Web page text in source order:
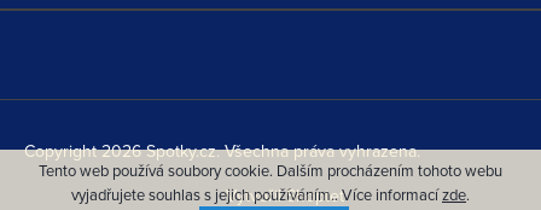
Tento web používá soubory cookie. Dalším procházením tohoto webu
vyjadřujete souhlas s jejich používáním.. Více informacízde.
Vytvořil Shoptet
Copyright 2026Spotky.cz. Všechna práva vyhrazena.